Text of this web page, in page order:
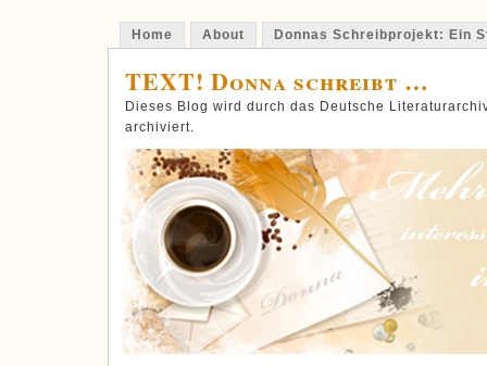
Home About Donnas Schreibprojekt: Ein
TEXT! Donna schreibt …
Dieses Blog wird durch das Deutsche
archiviert.